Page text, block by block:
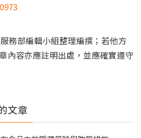
務部編輯小組整理編撰；若他方
內容亦應註明出處，並應確實遵守
文章